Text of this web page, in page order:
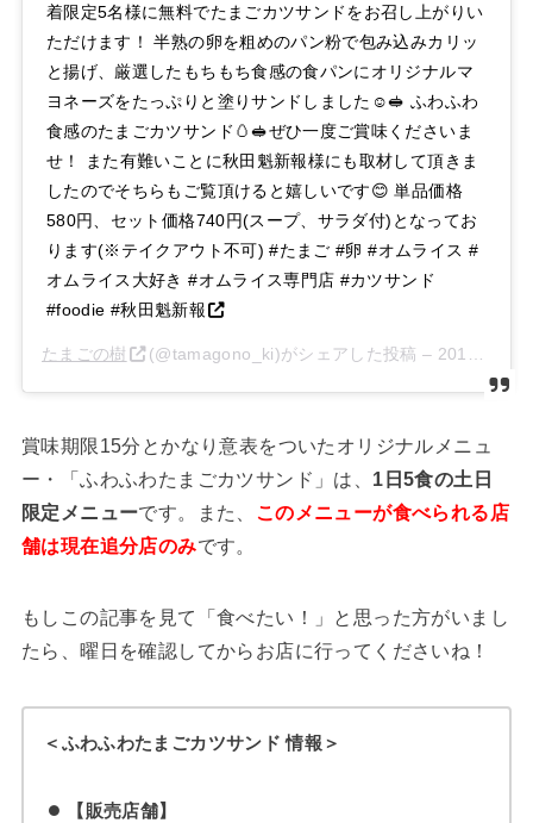
着限定5名様に無料でたまごカツサンドをお召し上がりい
ただけます！ 半熟の卵を粗めのパン粉で包み込みカリッ
と揚げ、厳選したもちもち食感の食パンにオリジナルマ
ヨネーズをたっぷりと塗りサンドしました☺️🥪 ふわふわ
食感のたまごカツサンド🥚🥪ぜひ一度ご賞味くださいま
せ！ また有難いことに秋田魁新報様にも取材して頂きま
したのでそちらもご覧頂けると嬉しいです😊 単品価格
580円、セット価格740円(スープ、サラダ付)となってお
ります(※テイクアウト不可) #たまご #卵 #オムライス #
オムライス大好き #オムライス専門店 #カツサンド
#foodie #秋田魁新報
たまごの樹 (@tamagono_ki)がシェアした投稿 – 2019年10月月16日午前12時07分PDT
賞味期限15分とかなり意表をついたオリジナルメニュ
ー・「ふわふわたまごカツサンド」は、 1日5食の土日
限定メニューです。また、
このメニューが食べられる店
舗は現在追分店のみです。
もしこの記事を見て「食べたい！」と思った方がいまし
たら、曜日を確認してからお店に行ってくださいね！
＜ふわふわたまごカツサンド 情報＞
【販売店舗】